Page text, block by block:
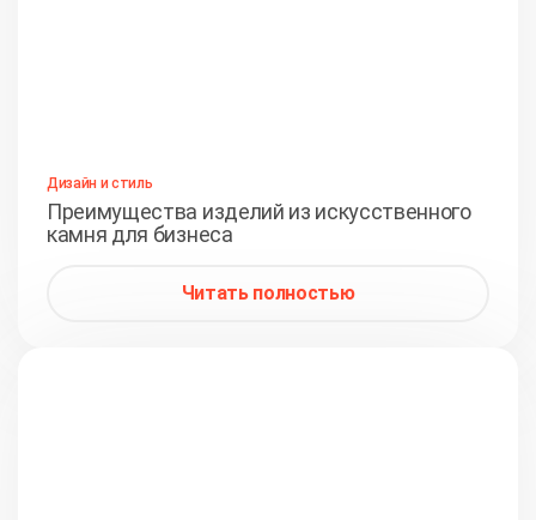
Дизайн и стиль
Преимущества изделий из искусственного
камня для бизнеса
Читать полностью